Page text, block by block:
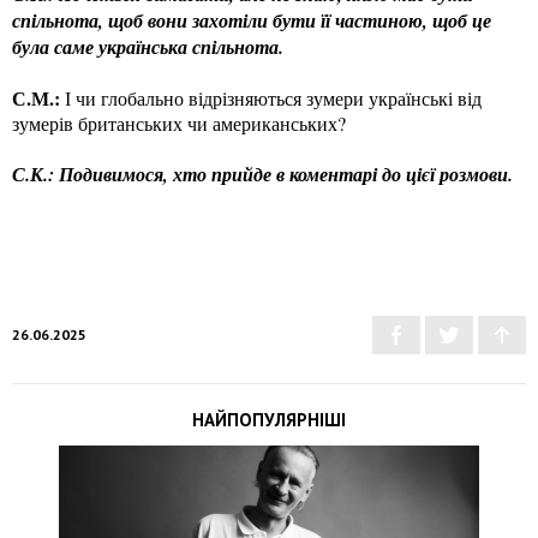
спільнота, щоб вони захотіли бути її частиною, щоб це
була саме українська спільнота.
С.М.: І чи глобально відрізняються зумери українські від
зумерів британських чи американських?
С.К.: Подивимося, хто прийде в коментарі до цієї розмови.
26.06.2025
НАЙПОПУЛЯРНІШІ